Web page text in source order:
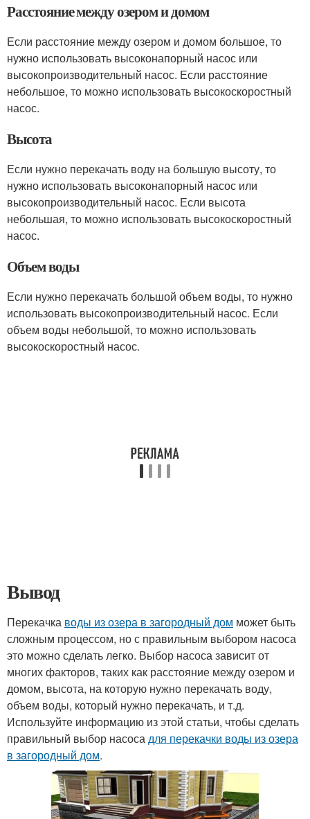
Расстояние между озером и домом
Если расстояние между озером и домом большое, то
нужно использовать высоконапорный насос или
высокопроизводительный насос. Если расстояние
небольшое, то можно использовать высокоскоростный
насос.
Высота
Если нужно перекачать воду на большую высоту, то
нужно использовать высоконапорный насос или
высокопроизводительный насос. Если высота
небольшая, то можно использовать высокоскоростный
насос.
Объем воды
Если нужно перекачать большой объем воды, то нужно
использовать высокопроизводительный насос. Если
объем воды небольшой, то можно использовать
высокоскоростный насос.
Вывод
Перекачка воды из озера в загородный дом может быть
сложным процессом, но с правильным выбором насоса
это можно сделать легко. Выбор насоса зависит от
многих факторов, таких как расстояние между озером и
домом, высота, на которую нужно перекачать воду,
объем воды, который нужно перекачать, и т.д.
Используйте информацию из этой статьи, чтобы сделать
правильный выбор насосадля перекачки воды из озера
в загородный дом.